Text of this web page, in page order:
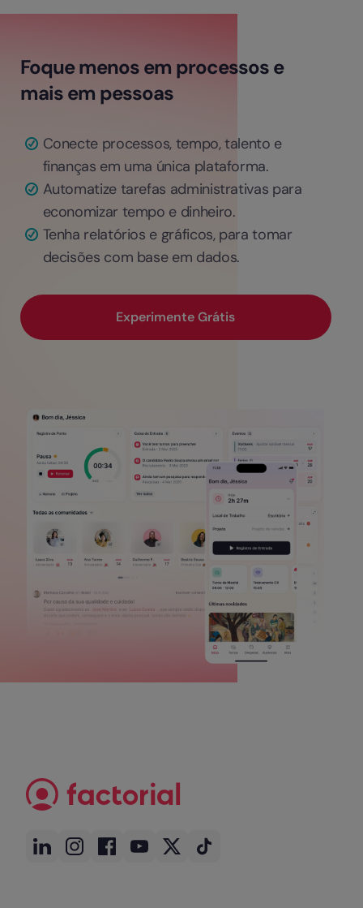
Foque menos em processos e
mais em pessoas
Conecte processos, tempo, talento e
finanças em uma única plataforma.
Automatize tarefas administrativas para
economizar tempo e dinheiro.
Tenha relatórios e gráficos, para tomar
decisões com base em dados.
Experimente Grátis